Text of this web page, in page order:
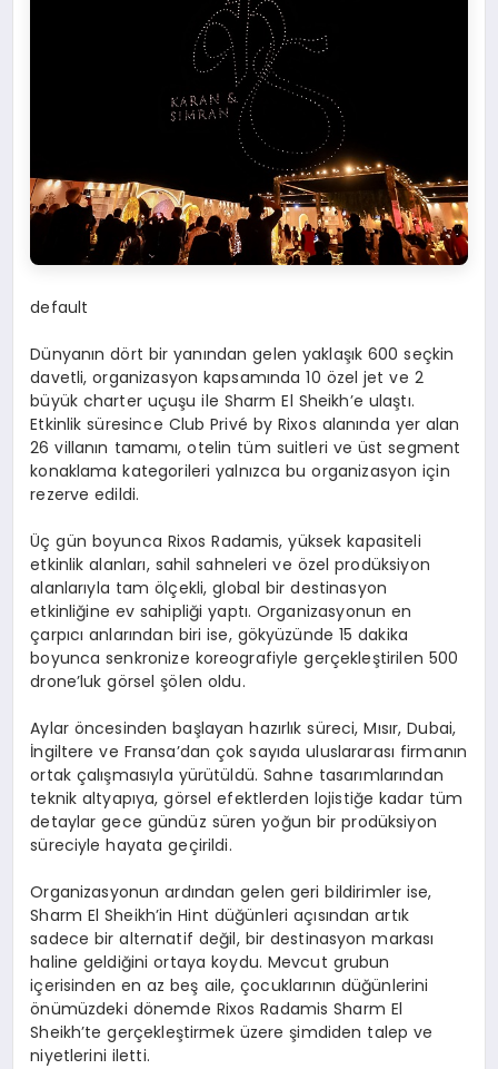
default
Dünyanın dört bir yanından gelen yaklaşık 600 seçkin
davetli, organizasyon kapsamında 10 özel jet ve 2
büyük charter uçuşu ile Sharm El Sheikh’e ulaştı.
Etkinlik süresince Club Privé by Rixos alanında yer alan
26 villanın tamamı, otelin tüm suitleri ve üst segment
konaklama kategorileri yalnızca bu organizasyon için
rezerve edildi.
Üç gün boyunca Rixos Radamis, yüksek kapasiteli
etkinlik alanları, sahil sahneleri ve özel prodüksiyon
alanlarıyla tam ölçekli, global bir destinasyon
etkinliğine ev sahipliği yaptı. Organizasyonun en
çarpıcı anlarından biri ise, gökyüzünde 15 dakika
boyunca senkronize koreografiyle gerçekleştirilen 500
drone’luk görsel şölen oldu.
Aylar öncesinden başlayan hazırlık süreci, Mısır, Dubai,
İngiltere ve Fransa’dan çok sayıda uluslararası firmanın
ortak çalışmasıyla yürütüldü. Sahne tasarımlarından
teknik altyapıya, görsel efektlerden lojistiğe kadar tüm
detaylar gece gündüz süren yoğun bir prodüksiyon
süreciyle hayata geçirildi.
Organizasyonun ardından gelen geri bildirimler ise,
Sharm El Sheikh’in Hint düğünleri açısından artık
sadece bir alternatif değil, bir destinasyon markası
haline geldiğini ortaya koydu. Mevcut grubun
içerisinden en az beş aile, çocuklarının düğünlerini
önümüzdeki dönemde Rixos Radamis Sharm El
Sheikh’te gerçekleştirmek üzere şimdiden talep ve
niyetlerini iletti.